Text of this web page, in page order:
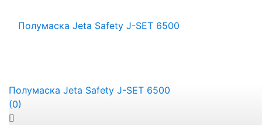
Полумаска Jeta Safety J-SET 6500
(0)